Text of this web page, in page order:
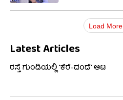
Load More
Latest Articles
ರಸ್ತೆ ಗುಂಡಿಯಲ್ಲಿ 'ಕೆರೆ-ದಂಡೆ' ಆಟ